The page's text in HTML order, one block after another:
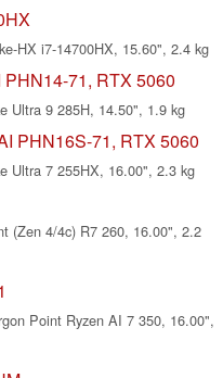
HX i7-14700HX, 15.60", 2.4 kg
71, RTX 5060
Ultra 9 285H, 14.50", 1.9 kg
PHN16S-71, RTX 5060
Ultra 7 255HX, 16.00", 2.3 kg
(Zen 4/4c) R7 260, 16.00", 2.2
Point Ryzen AI 7 350, 16.00",